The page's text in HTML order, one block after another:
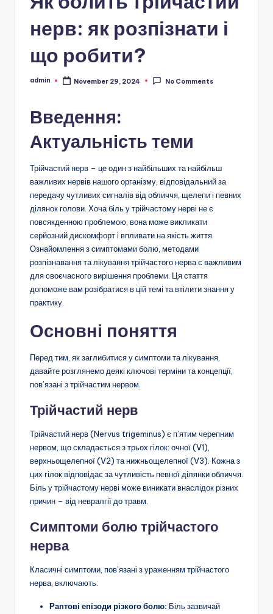
нерв: як розпізнати і
що робити?
Posted
admin November 29, 2024 No Comments
Введення:
Актуальність теми
Трійчастий нерв – це один з найбільших та найбільш
важливих нервів нашого організму, відповідальний за
передачу чутливих сигналів від обличчя, щелепи і певних
ділянок голови. Хоча біль у трійчастому нерві не є
повсякденною проблемою, вона може викликати
серйозний дискомфорт і впливати на якість життя.
Ознайомлення з симптомами болю, методами
розпізнавання та лікування трійчастого нерва є важливим
для своєчасного вирішення проблеми. Ця стаття
допоможе вам розібратися в цій темі та втілити знання у
практику.
Основні поняття
Перед тим, як заглибитися у симптоми та лікування,
давайте розглянемо деякі ключові терміни та концепції,
пов’язані з трійчастим нервом.
Трійчастий нерв
Трійчастий нерв (Nervus trigeminus) є п’ятим черепним
нервом, що складається з трьох гілок: очної (V1),
верхньощелепної (V2) та нижньощелепної (V3). Кожна з
цих гілок відповідає за чутливість певної ділянки обличчя.
Біль у трійчастому нерві може виникати внаслідок різних
причин – від невралгії до травм.
Симптоми болю трійчастого
нерва
Класичні симптоми, пов’язані з ураженням трійчастого
нерва, включають:
Раптові епізоди різкого болю: Біль зазвичай